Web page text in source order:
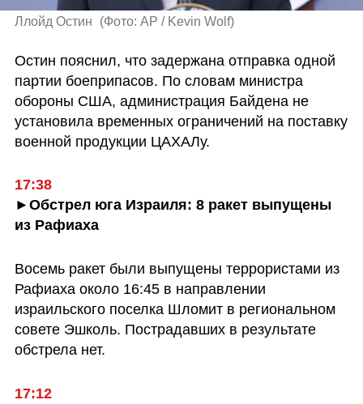
Ллойд Остин (Фото: AP / Kevin Wolf)
Остин пояснил, что задержана отправка одной
партии боеприпасов. По словам министра
обороны США, администрация Байдена не
установила временных ограничений на поставку
военной продукции ЦАХАЛу.
17:38
►Обстрел юга Израиля: 8 ракет выпущены
из Рафиаха
Восемь ракет были выпущены террористами из
Рафиаха около 16:45 в направлении
израильского поселка Шломит в региональном
совете Эшколь. Пострадавших в результате
обстрела нет.
17:12